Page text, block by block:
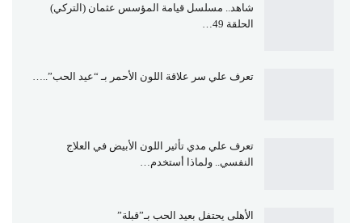
شاهد.. مسلسل قيامة المؤسس عثمان (التركي)
الحلقة 49…
تعرف علي سر علاقة اللون الأحمر بـ “عيد الحب”..…
تعرف علي مدي تأثير اللون الأبيض في العلاج
النفسي.. ولماذا أستخدم…
الأهلى يحتفل بعيد الحب بـ”قبلة”